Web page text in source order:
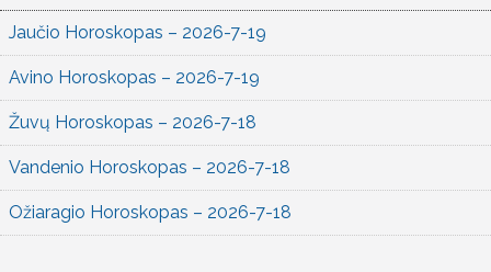
Jaučio Horoskopas – 2026-7-19
Avino Horoskopas – 2026-7-19
Žuvų Horoskopas – 2026-7-18
Vandenio Horoskopas – 2026-7-18
Ožiaragio Horoskopas – 2026-7-18